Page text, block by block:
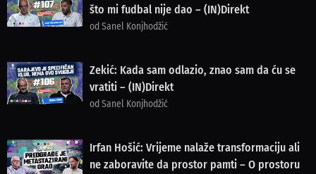
što mi fudbal nije dao – (IN)Direkt
od Sanel Konjhodžić
Zekić: Kada sam odlazio, znao sam da ću se
vratiti – (IN)Direkt
od Sanel Konjhodžić
Irfan Hošić: Vrijeme nalaže transformaciju ali
ne zaboravite da prostor pamti – O prostoru